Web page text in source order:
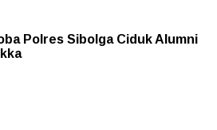
Polres Sibolga Ciduk Alumni